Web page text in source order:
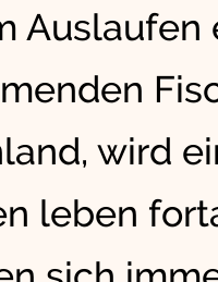
wird
leben